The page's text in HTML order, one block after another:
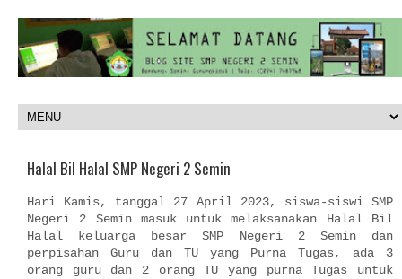
Halal Bil Halal SMP Negeri 2 Semin
Hari Kamis, tanggal 27 April 2023, siswa-siswi SMP
Negeri 2 Semin masuk untuk melaksanakan Halal Bil
Halal keluarga besar SMP Negeri 2 Semin dan
perpisahan Guru dan TU yang Purna Tugas, ada 3
orang guru dan 2 orang TU yang purna Tugas untuk